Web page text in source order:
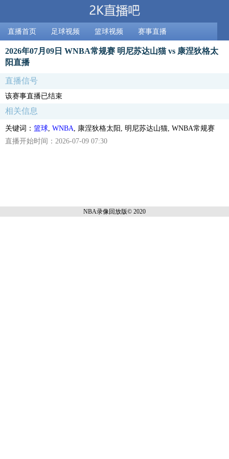
直播首页 足球视频 篮球视频 赛事直播
2026年07月09日 WNBA常规赛 明尼苏达山猫 vs 康涅狄格太
阳直播
直播信号
该赛事直播已结束
相关信息
关键词： 篮球 WNBA , 康涅狄格太阳, 明尼苏达山猫, WNBA常规赛
直播开始时间：2026-07-09 07:30
NBA录像回放版© 2020